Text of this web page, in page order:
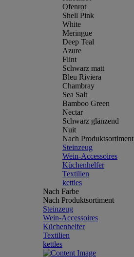
Ofenrot
Shell Pink
White
Meringue
Deep Teal
Azure
Flint
Schwarz matt
Bleu Riviera
Chambray
Sea Salt
Bamboo Green
Nectar
Schwarz glänzend
Nuit
Nach Produktsortiment
Steinzeug
Wein-Accessoires
Küchenhelfer
Textilien
kettles
Nach Farbe
Nach Produktsortiment
Steinzeug
Wein-Accessoires
Küchenhelfer
Textilien
kettles